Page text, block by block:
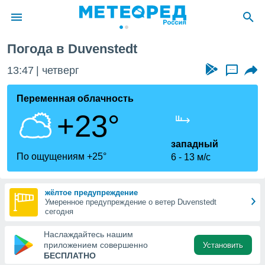
о
Вы можете
к этому
доступ
Погода в Duvenstedt
13:47 четверг ...
Переменная облачность
+23°
По ощущениям +25°
западный
6
13 м/с
жёлтое предупреждение
Умеренное предупреждение о ветер Duvenstedt
сегодня
Наслаждайтесь нашим
приложением совершенно
БЕСПЛАТНО
Установить